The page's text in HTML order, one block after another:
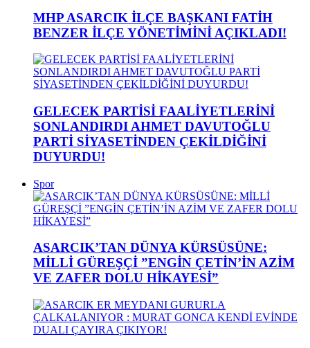
MHP ASARCIK İLÇE BAŞKANI FATİH
BENZER İLÇE YÖNETİMİNİ AÇIKLADI!
GELECEK PARTİSİ FAALİYETLERİNİ
SONLANDIRDI AHMET DAVUTOĞLU
PARTİ SİYASETİNDEN ÇEKİLDİĞİNİ
DUYURDU!
Spor
ASARCIK’TAN DÜNYA KÜRSÜSÜNE:
MİLLİ GÜREŞÇİ ”ENGİN ÇETİN’İN AZİM
VE ZAFER DOLU HİKAYESİ”